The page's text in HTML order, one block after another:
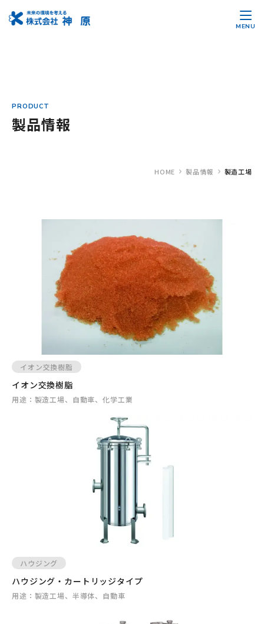
MENU
PRODUCT
製品情報
HOME 製品情報 製造工場
イオン交換樹脂
イオン交換樹脂
用途： 製造工場、自動車、化学工業
ハウジング
ハウジング・カートリッジタイプ
用途： 製造工場、半導体、自動車